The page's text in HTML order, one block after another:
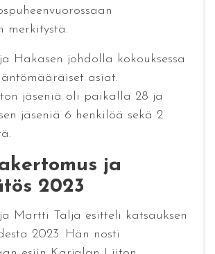
merkitystä.
Hakasen johdolla kokouksessa
asiat.
jäseniä oli paikalla 28 ja
jäseniä 6 henkilöä sekä 2
ja
2023
Martti Talja esitteli katsauksen
2023. Hän nosti